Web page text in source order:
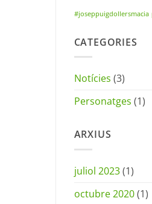
#joseppuigdollersmacia
CATEGORIES
Notícies (3)
Personatges (1)
ARXIUS
juliol 2023(1)
octubre 2020(1)